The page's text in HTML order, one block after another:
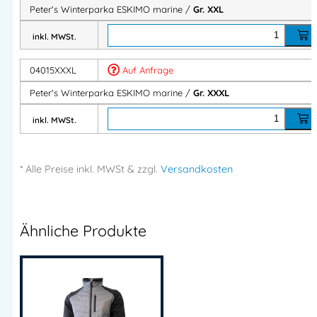
Herstellerinformationen
Importeur:
Intertex Handels GmbH
5225 Jeging – AUSTRIA
Mehr Information E-Mail: info@bannenberg.at
Intertex Handels GmbH
Peter's Winterparka ESKIMO marine / Gr. XXL
inkl. MWSt.
04015XXXL
Auf Anfrage
Peter's Winterparka ESKIMO marine / Gr. XXXL
inkl. MWSt.
* Alle Preise inkl. MWSt & zzgl. Versandkosten
Ähnliche Produkte